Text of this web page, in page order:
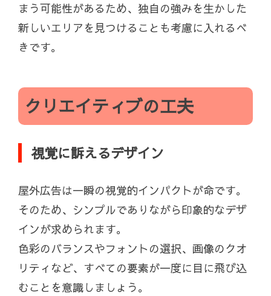
まう可能性があるため、独自の強みを生かした
新しいエリアを見つけることも考慮に入れるべ
きです。
クリエイティブの工夫
視覚に訴えるデザイン
屋外広告は一瞬の視覚的インパクトが命です。
そのため、シンプルでありながら印象的なデザ
インが求められます。
色彩のバランスやフォントの選択、画像のクオ
リティなど、すべての要素が一度に目に飛び込
むことを意識しましょう。